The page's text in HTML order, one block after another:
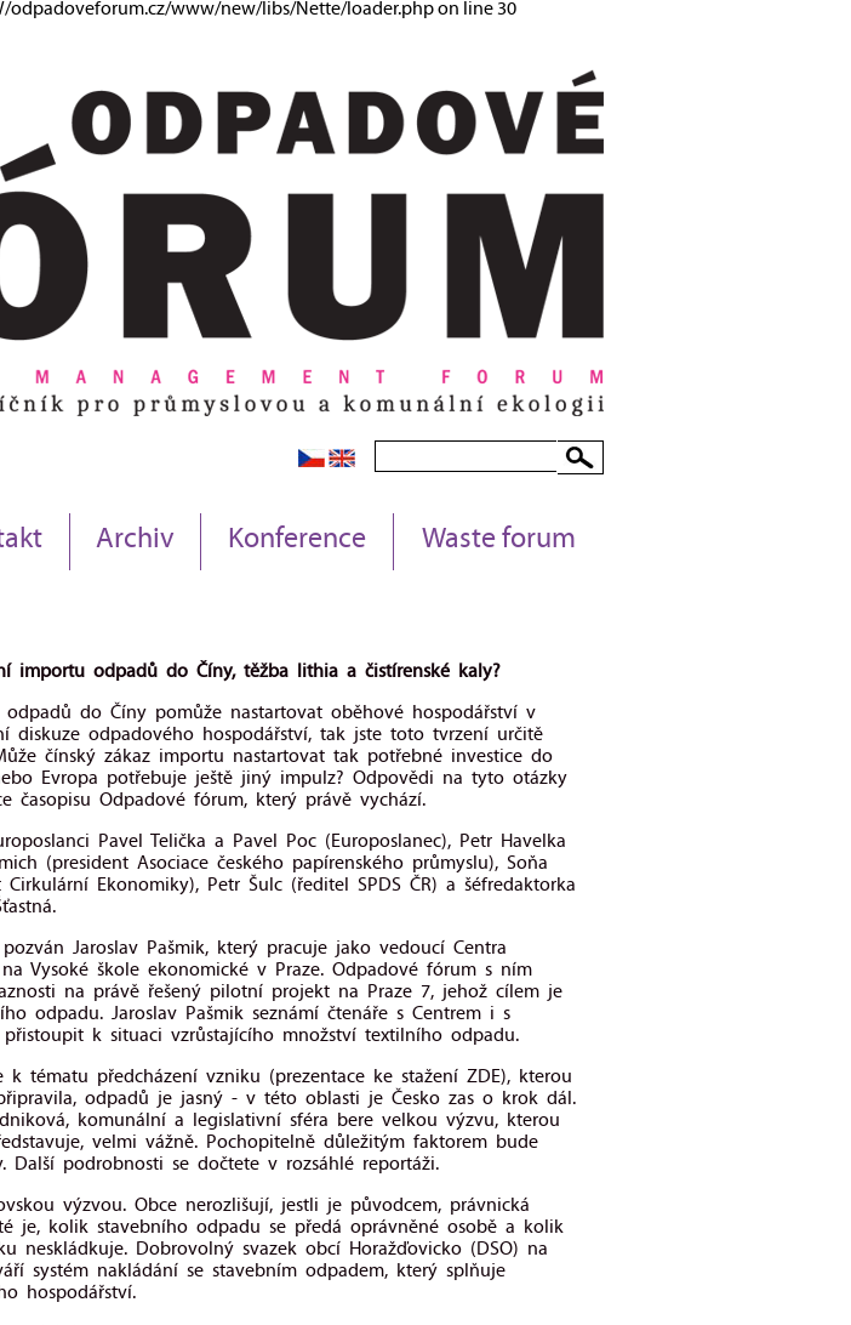
odpadoveforum.cz/www/new/libs/Nette/loader.php on line 30
Archiv Konference Waste forum
importu odpadů do Číny, těžba lithia a čistírenské kaly?
do Číny pomůže nastartovat oběhové hospodářství v
diskuze odpadového hospodářství, tak jste toto tvrzení určitě
čínský zákaz importu nastartovat tak potřebné investice do
Evropa potřebuje ještě jiný impulz? Odpovědi na tyto otázky
časopisu Odpadové fórum, který právě vychází.
Pavel Telička a Pavel Poc (Europoslanec), Petr Havelka
(president Asociace českého papírenského průmyslu), Soňa
Ekonomiky), Petr Šulc (ředitel SPDS ČR) a šéfredaktorka
Jaroslav Pašmik, který pracuje jako vedoucí Centra
Vysoké škole ekonomické v Praze. Odpadové fórum s ním
na právě řešený pilotní projekt na Praze 7, jehož cílem je
odpadu. Jaroslav Pašmik seznámí čtenáře s Centrem i s
přistoupit k situaci vzrůstajícího množství textilního odpadu.
k tématu předcházení vzniku (prezentace ke stažení ZDE), kterou
odpadů je jasný - v této oblasti je Česko zas o krok dál.
komunální a legislativní sféra bere velkou výzvu, kterou
velmi vážně. Pochopitelně důležitým faktorem bude
Další podrobnosti se dočtete v rozsáhlé reportáži.
výzvou. Obce nerozlišují, jestli je původcem, právnická
je, kolik stavebního odpadu se předá oprávněné osobě a kolik
neskládkuje. Dobrovolný svazek obcí Horažďovicko (DSO) na
systém nakládání se stavebním odpadem, který splňuje
hospodářství.